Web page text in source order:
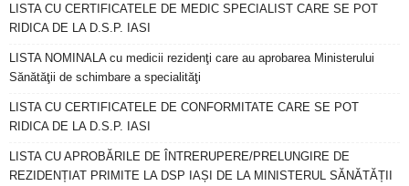
LISTA CU CERTIFICATELE DE MEDIC SPECIALIST CARE SE POT
RIDICA DE LA D.S.P. IASI
LISTA NOMINALA cu medicii rezidenţi care au aprobarea Ministerului
Sănătăţii de schimbare a specialităţi
LISTA CU CERTIFICATELE DE CONFORMITATE CARE SE POT
RIDICA DE LA D.S.P. IASI
LISTA CU APROBĂRILE DE ÎNTRERUPERE/PRELUNGIRE DE
REZIDENȚIAT PRIMITE LA DSP IAȘI DE LA MINISTERUL SĂNĂTĂȚII